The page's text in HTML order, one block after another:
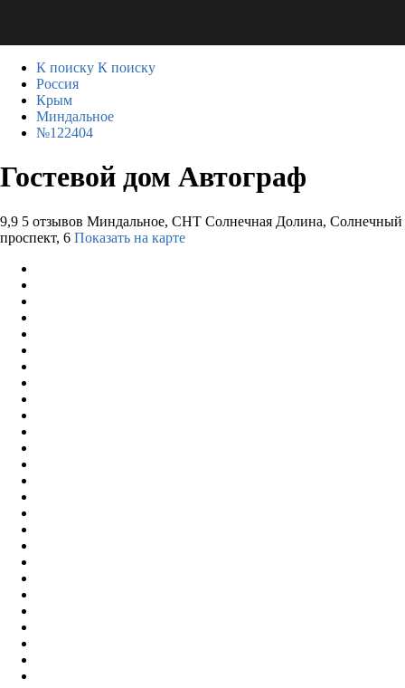
К поиску К поиску
Россия
Крым
Миндальное
№122404
Гостевой дом Автограф
9,9 5 отзывов Миндальное, СНТ Солнечная Долина, Солнечный
проспект, 6 Показать на карте